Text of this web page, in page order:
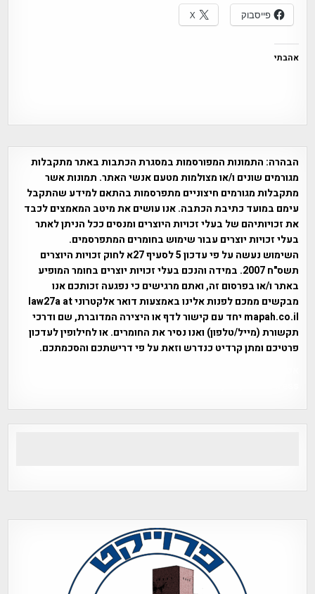
פייסבוק
X
אהבתי
הבהרה: התמונות המפורסמות במסגרת הכתבות באתר מתקבלות
מגורמים שונים ו/או מצולמות מטעם אנשי האתר. תמונות אשר
מתקבלות מגורמים חיצוניים מתפרסמות בהתאם למידע שהתקבל
עימם במועד כתיבת הכתבה. אנו עושים את מיטב המאמצים לכבד
את זכויותיהם של בעלי זכויות היוצרים ומנסים ככל הניתן לאתר
בעלי זכויות יוצרים עבור שימוש בחומרים המתפרסמים.
השימוש נעשה על פי עדכון 5 לסעיף 27א לחוק זכויות היוצרים
תשס"ח 2007. במידה והנכם בעלי זכויות יוצרים בחומר המופיע
באתר ו/או בפרסום זה, ואתם מרגישים כי נפגעה זכותכם אנו
מבקשים ממכם לפנות אלינו באמצעות דואר אלקטרוני law27a at
mapah.co.il יחד עם קישור לדף או היצירה המדוברת, שם ודרכי
תקשורת (מייל/טלפון) ואנו נסיר את החומרים. או לחילופין לעדכון
פרטיכם ומתן קרדיט כנדרש וזאת על פי דרישתכם והסכמתכם.